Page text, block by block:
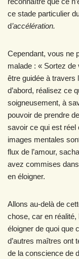
ce stade particulier
d’accélération.
Cependant, vous ne
malade : « Sortez
être guidée à travers
d’abord, réalisez ce
soigneusement, à
pouvoir de prendre
savoir ce qui est réel
images mentales
flux de l’amour,
avez commises
en éloigner.
Allons au-delà de
chose, car en
éloigner de quoi que
d’autres maîtres ont
de la conscience de